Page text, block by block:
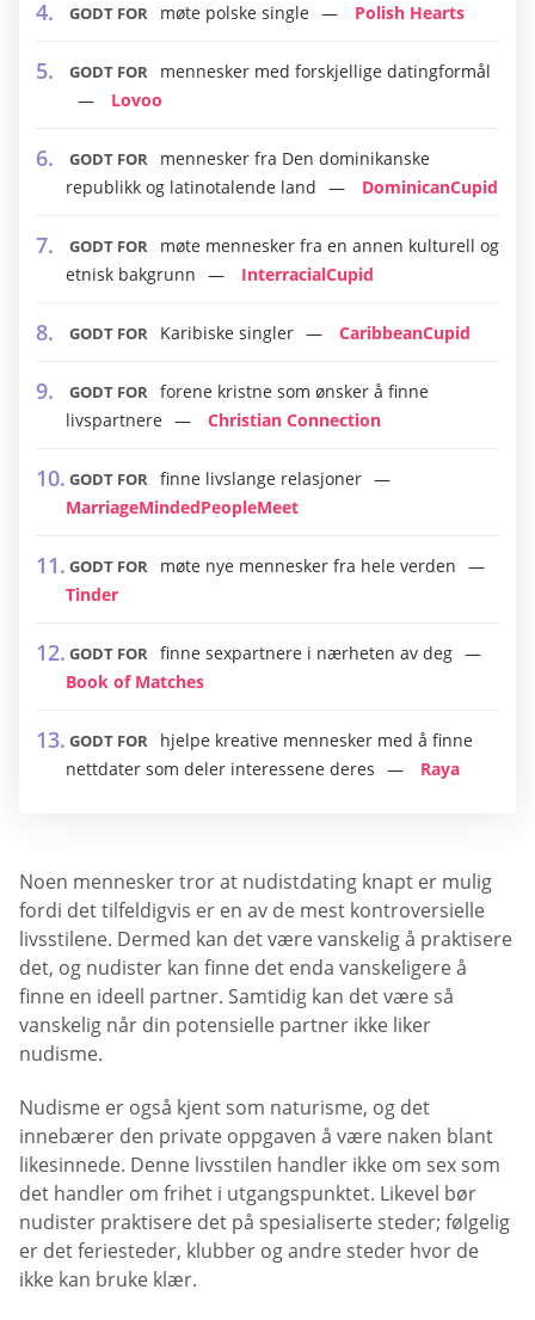
GODT FOR møte polske single Polish Hearts
GODT FOR
mennesker med forskjellige datingformål
Lovoo
GODT FOR
mennesker fra Den dominikanske
republikk og latinotalende land
DominicanCupid
GODT FOR
møte mennesker fra en annen kulturell og
etnisk bakgrunn
InterracialCupid
GODT FOR Karibiske singler CaribbeanCupid
GODT FOR forene kristne som ønsker å finne
livspartnere
Christian Connection
GODT FOR finne livslange relasjoner
MarriageMindedPeopleMeet
GODT FOR
møte nye mennesker fra hele verden
Tinder
GODT FOR finne sexpartnere i nærheten av deg
Book of Matches
GODT FOR
hjelpe kreative mennesker med å finne
nettdater som deler interessene deres
Raya
Noen mennesker tror at nudistdating knapt er mulig
fordi det tilfeldigvis er en av de mest kontroversielle
livsstilene. Dermed kan det være vanskelig å praktisere
det, og nudister kan finne det enda vanskeligere å
finne en ideell partner. Samtidig kan det være så
vanskelig når din potensielle partner ikke liker
nudisme.
Nudisme er også kjent som naturisme, og det
innebærer den private oppgaven å være naken blant
likesinnede. Denne livsstilen handler ikke om sex som
det handler om frihet i utgangspunktet. Likevel bør
nudister praktisere det på spesialiserte steder; følgelig
er det feriesteder, klubber og andre steder hvor de
ikke kan bruke klær.